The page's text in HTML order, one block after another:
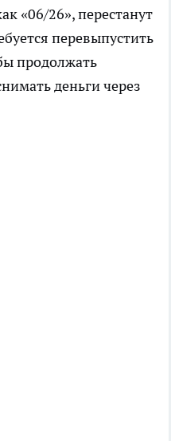
«06/26», перестанут
перевыпустить
продолжать
деньги через